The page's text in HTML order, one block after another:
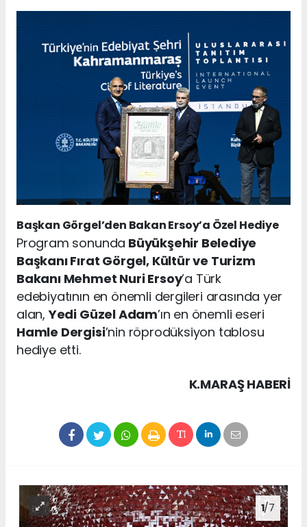
Başkan Görgel’den Bakan Ersoy’a Özel Hediye
Program sonunda Büyükşehir Belediye
Başkanı Fırat Görgel, Kültür ve Turizm
Bakanı Mehmet Nuri Ersoy’a Türk
edebiyatının en önemli dergileri arasında yer
alan,Yedi Güzel Adam’ın en önemli eseri
Hamle Dergisi’nin röprodüksiyon tablosu
hediye etti.
K.MARAŞ HABERİ
1/7